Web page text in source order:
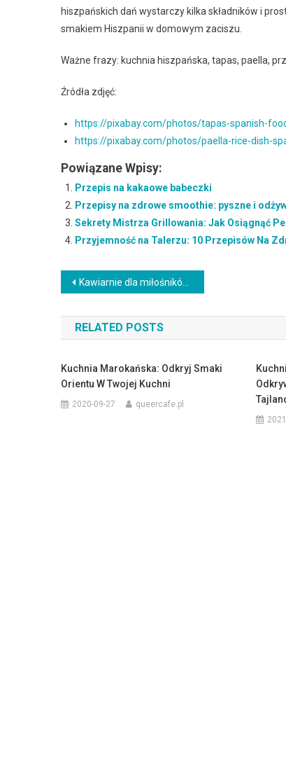
hiszpańskich dań wystarczy kilka składników i
smakiem Hiszpanii w domowym zaciszu.
Ważne frazy: kuchnia hiszpańska, tapas, paella,
Źródła zdjęć:
https://pixabay.com/photos/tapas-spanish-
https://pixabay.com/photos/paella-rice-dish-
Powiązane Wpisy:
Przepis na kakaowe babeczki
Przepisy na zdrowe smoothie: pyszne i
Sekrety Mistrza Grillowania: Jak Osiągnąć
Przyjemność na Talerzu: 10 Przepisów Na
Nawigacja
wpisu
Kawiarnie dla miłośników kawy bezkofeinowej: gdzie znaleźć najlepsze alternatywy?
RELATED POSTS
Kuchnia Marokańska: Odkryj Smaki
Orientu W Twojej Kuchni
2020-09-27 queercafe.pl